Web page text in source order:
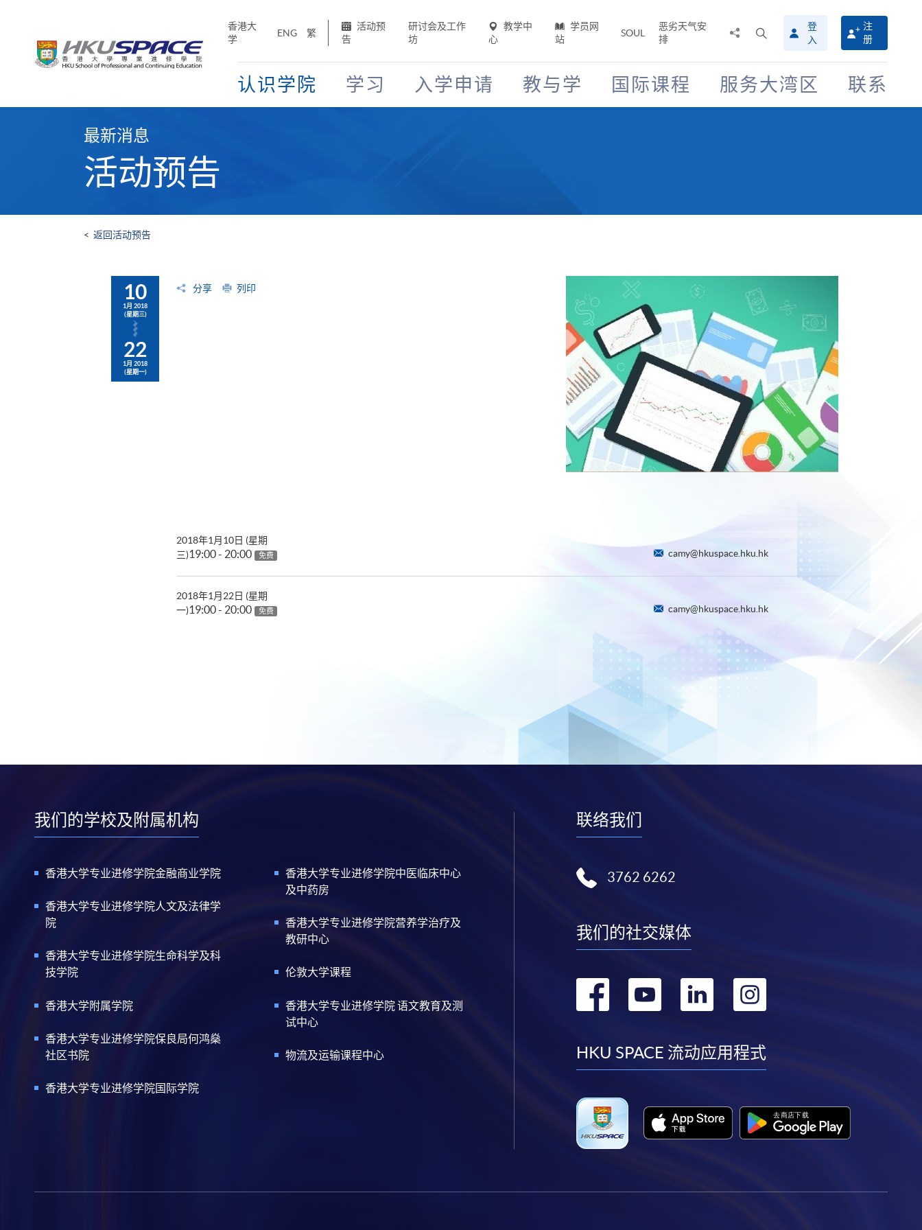
香港大
学
ENG 繁
活动预
告
研讨会及工作
坊
教学中
心
学员网
站
SOUL
恶劣天气安
排
搜
寻
介
面
登
入
注
册
认识学院 学习 入学申请 教与学 国际课程 服务大湾区 联系
最新消息
活动预告
< 返回活动预告
10
1月 2018
(星期三)
22
1月 2018
(星期一)
分享 列印
2018年1月10日 (星期
三)19:00 - 20:00 免费 camy@hkuspace.hku.hk
2018年1月22日 (星期
一)19:00 - 20:00 免费 camy@hkuspace.hku.hk
我们的学校及附属机构
香港大学专业进修学院金融商业学院
香港大学专业进修学院人文及法律学
院
香港大学专业进修学院生命科学及科
技学院
香港大学附属学院
香港大学专业进修学院保良局何鸿燊
社区书院
香港大学专业进修学院国际学院
香港大学专业进修学院中医临床中心
及中药房
香港大学专业进修学院营养学治疗及
教研中心
伦敦大学课程
香港大学专业进修学院 语文教育及测
试中心
物流及运输课程中心
联络我们
3762 6262
我们的社交媒体
转
facebook
转
youtube
转
linkedin
转
instagram
HKU SPACE 流动应用程式